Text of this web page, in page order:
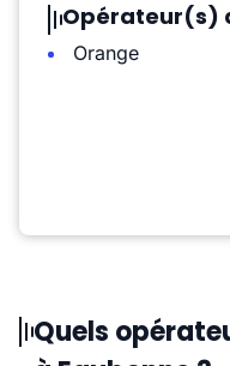
Opérateur(s)
Orange
Quels